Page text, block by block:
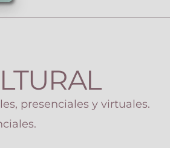
presenciales y virtuales.